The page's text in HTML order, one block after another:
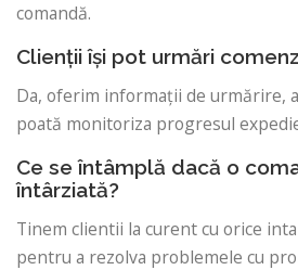
comandă.
Clienții își pot urmări
Da, oferim informații de urmărire,
poată monitoriza progresul
Ce se întâmplă dacă o
întârziată?
Tinem clientii la curent cu orice
pentru a rezolva problemele cu